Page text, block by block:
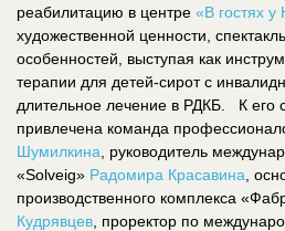
реабилитацию в центре «В гостях у
художественной ценности,
особенностей, выступая как
терапии для детей-сирот с
длительное лечение в РДКБ. К его
привлечена команда
Шумилкина , руководитель
«Solveig» Радомира Красавина ,
производственного комплекса
Кудрявцев , проректор по